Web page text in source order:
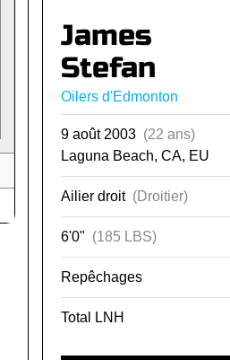
James
Stefan
Oilers d'Edmonton
9 août 2003 (22 ans)
Laguna Beach, CA, EU
Ailier droit (Droitier)
6'0" (185 LBS)
Repêchages
Total LNH